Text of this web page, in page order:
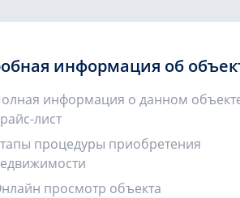
информация об
информация о данном
лист
процедуры приобретения
просмотр объекта